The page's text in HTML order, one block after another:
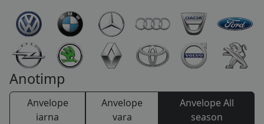
Anotimp
Anvelope
iarna
Anvelope
vara
Anvelope All
season
175/65R15
185/55R15
185/60R15
185/65R15
195/55R15